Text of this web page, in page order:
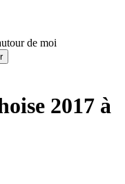
de moi
2017 à